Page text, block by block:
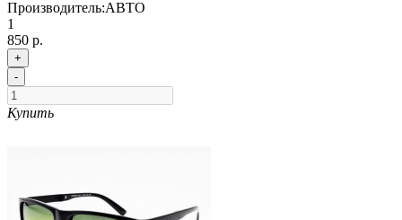
Производитель:АВТО
1
850 р.
+
-
Купить